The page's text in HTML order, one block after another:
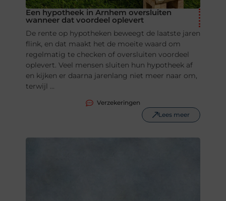
Een hypotheek in Arnhem oversluiten
wanneer dat voordeel oplevert
De rente op hypotheken beweegt de laatste jaren
flink, en dat maakt het de moeite waard om
regelmatig te checken of oversluiten voordeel
oplevert. Veel mensen sluiten hun hypotheek af
en kijken er daarna jarenlang niet meer naar om,
terwijl ...
Verzekeringen
Lees meer